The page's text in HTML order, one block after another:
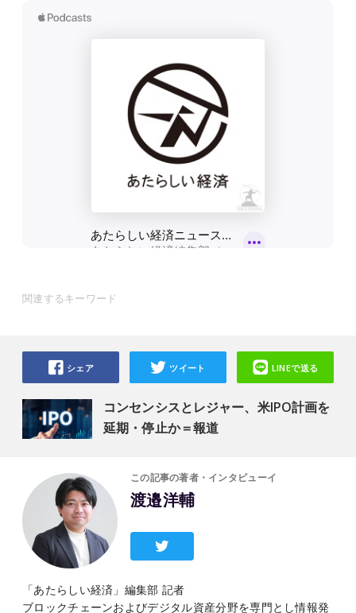
関連するキーワード
コンセンシスとレジャー、米IPO計画を
延期・停止か＝報道
シェア ツイート LINEで送る
この記事の著者・インタビューイ
渡邉洋輔
「あたらしい経済」編集部 記者
ブロックチェーンおよびデジタル資産分野を専門とし情報発